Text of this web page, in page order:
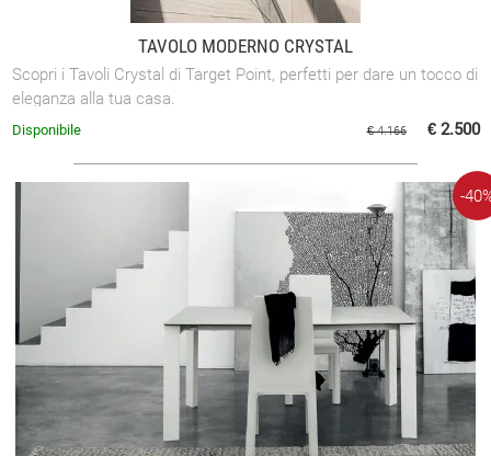
TAVOLO MODERNO CRYSTAL
Scopri i Tavoli Crystal di Target Point, perfetti per dare un tocco di
eleganza alla tua casa.
€ 4.166 € 2.500
Disponibile
-